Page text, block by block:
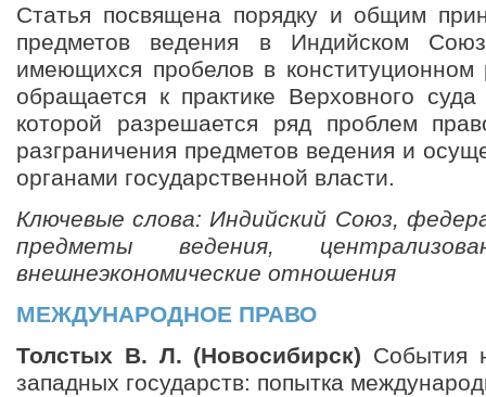
Статья посвящена порядку и общим
предметов ведения в Индийском
имеющихся пробелов в конституционном
обращается к практике Верховного
которой разрешается ряд проблем
разграничения предметов ведения и
органами государственной власти.
Ключевые слова: Индийский Союз,
предметы ведения,
внешнеэкономические отношения
МЕЖДУНАРОДНОЕ ПРАВО
Толстых В. Л. (Новосибирск) События
западных государств: попытка